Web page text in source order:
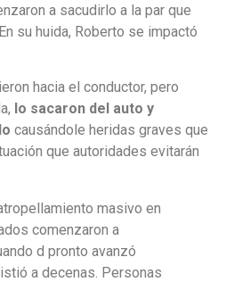
a sacudirlo a la par que
su huida, Roberto se impactó
hacia el conductor, pero
lo sacaron del auto y
causándole heridas graves que
que autoridades evitarán
masivo en
comenzaron a
d pronto avanzó
a decenas. Personas